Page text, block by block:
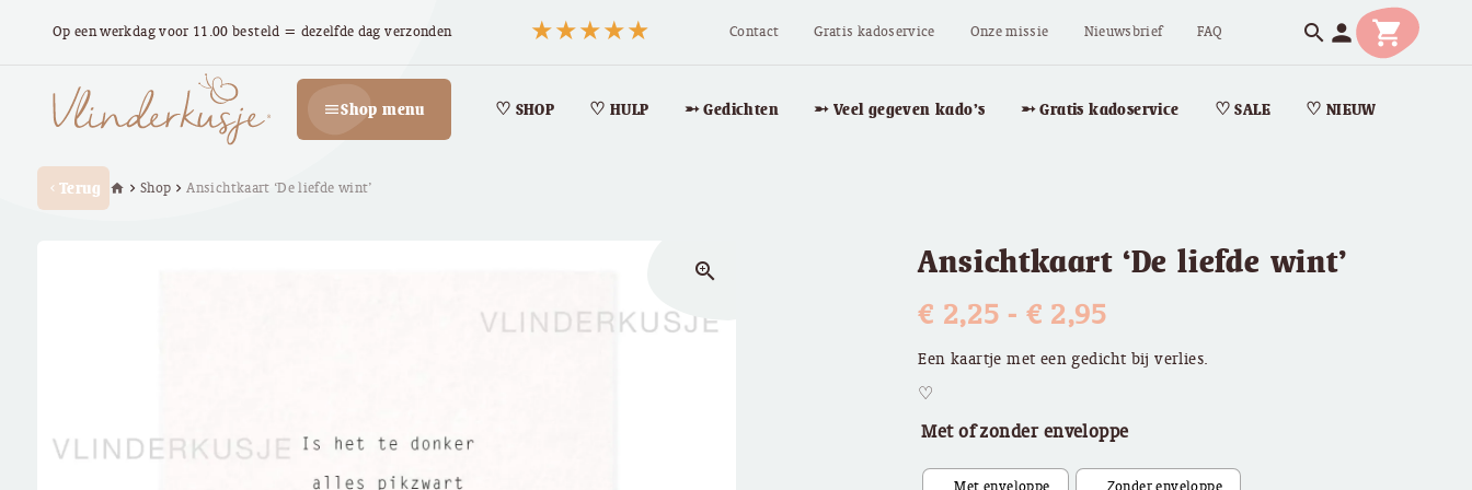
Op een werkdag voor 11.00 besteld = dezelfde dag verzonden Contact Gratis kadoservice Onze missie Nieuwsbrief FAQ search person shopping_cart
menuShop menu ♡ SHOP ♡ HULP ➵ Gedichten ➵ Veel gegeven kado’s ➵ Gratis kadoservice ♡ SALE ♡ NIEUW
chevron_left Terug home chevron_right Shop chevron_rightAnsichtkaart ‘De liefde wint’
zoom_in Ansichtkaart ‘De liefde wint’
€ 2,25 - € 2,95Prijsklasse:
€ 2,25
€ 2,95
Een kaartje met een gedicht bij verlies.
♡
Met of zonder enveloppe